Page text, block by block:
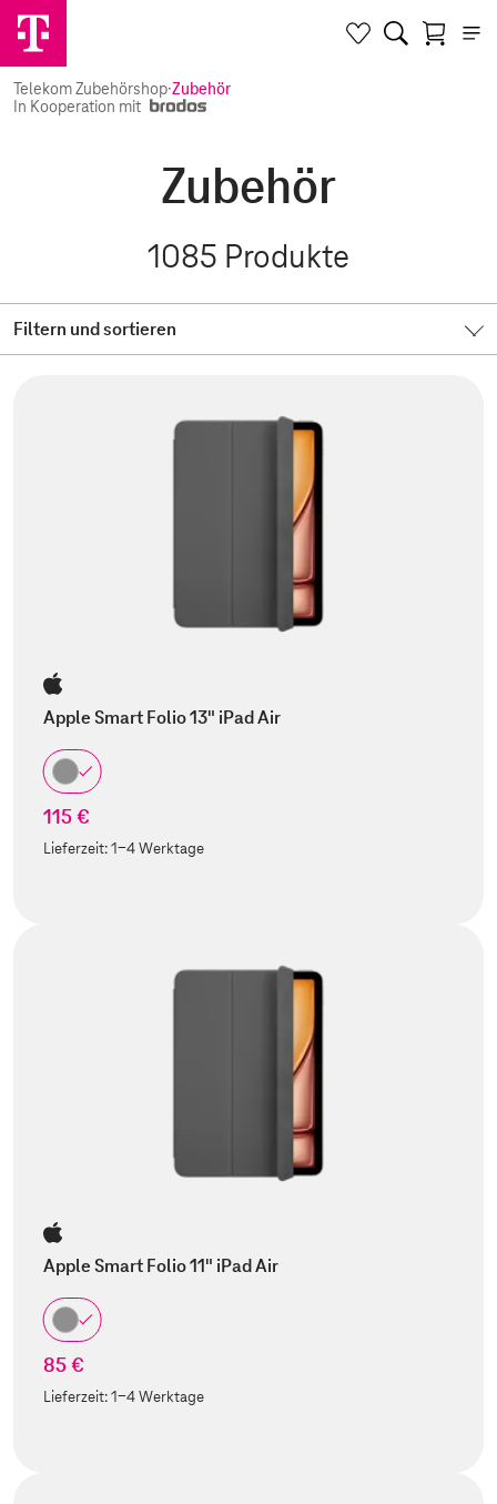
Telekom Zubehörshop·Zubehör
In Kooperation mit
Zubehör
1085 Produkte
Filtern und sortieren
Apple Smart Folio 13" iPad Air
115 €
Lieferzeit:1-4 Werktage
Apple Smart Folio 11" iPad Air
85 €
Lieferzeit:1-4 Werktage